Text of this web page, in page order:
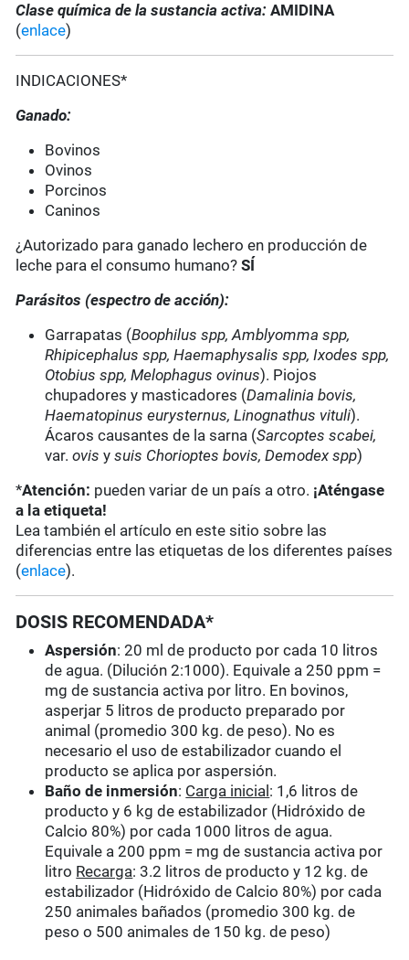
Clase química de la sustancia activa: AMIDINA
(enlace)
INDICACIONES*
Ganado:
Bovinos
Ovinos
Porcinos
Caninos
¿Autorizado para ganado lechero en producción de
leche para el consumo humano?SÍ
Parásitos (espectro de acción):
Garrapatas (Boophilus spp, Amblyomma spp,
Rhipicephalus spp, Haemaphysalis spp, Ixodes spp,
Otobius spp, Melophagus ovinus). Piojos
chupadores y masticadores (Damalinia bovis,
Haematopinus eurysternus, Linognathus vituli).
Ácaros causantes de la sarna (Sarcoptes scabei,
var.ovisy suis Chorioptes bovis, Demodex spp)
*Atención: pueden variar de un país a otro. ¡Aténgase
a la etiqueta!
Lea también el artículo en este sitio sobre las
diferencias entre las etiquetas de los diferentes países
(enlace).
DOSIS RECOMENDADA*
Aspersión: 20 ml de producto por cada 10 litros
de agua. (Dilución 2:1000). Equivale a 250 ppm =
mg de sustancia activa por litro. En bovinos,
asperjar 5 litros de producto preparado por
animal (promedio 300 kg. de peso). No es
necesario el uso de estabilizador cuando el
producto se aplica por aspersión.
Baño de inmersión: Carga inicial : 1,6 litros de
producto y 6 kg de estabilizador (Hidróxido de
Calcio 80%) por cada 1000 litros de agua.
Equivale a 200 ppm = mg de sustancia activa por
litro Recarga: 3.2 litros de producto y 12 kg. de
estabilizador (Hidróxido de Calcio 80%) por cada
250 animales bañados (promedio 300 kg. de
peso o 500 animales de 150 kg. de peso)